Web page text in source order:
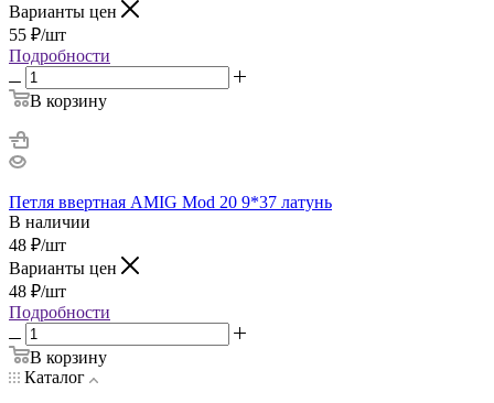
Варианты цен
55 ₽/шт
Подробности
В корзину
Петля ввертная AMIG Mod 20 9*37 латунь
В наличии
48 ₽/шт
Варианты цен
48 ₽/шт
Подробности
В корзину
Каталог